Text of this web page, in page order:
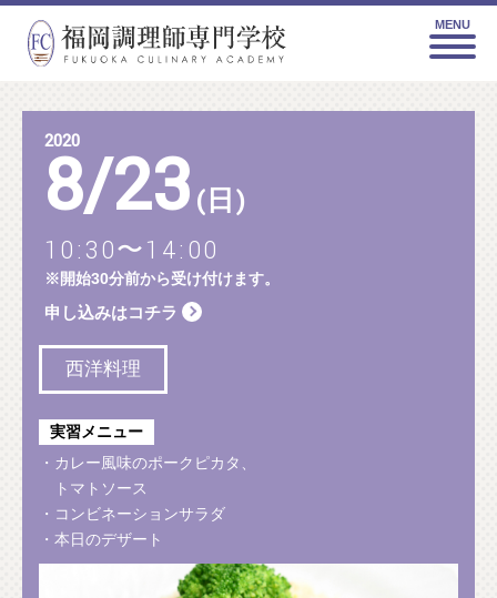
MENU
2020
8/23 (日)
10:30〜14:00
※開始30分前から受け付けます。
申し込みはコチラ
西洋料理
実習メニュー
・カレー風味のポークピカタ、
トマトソース
・コンビネーションサラダ
・本日のデザート